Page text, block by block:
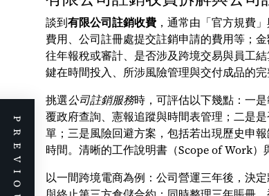
談到有限公司註銷收費 ，通常由「官方規費
費用、公司註冊處提交註銷申請的費用等；
往年報稅或審計、是否涉及跨境交易與員工
鍵在時間投入、所涉風險管理與交付成品的完
挑選公司註銷服務時，可評估以下幾點：一
覆政府查詢、憲報追蹤與時間表管理；二是
單；三是風險回避方案，包括若出現歷史申
時間。清晰的工作說明書（Scope of Work）
以一間跨境電商為例：公司營運三年後，決
PREVIOUS